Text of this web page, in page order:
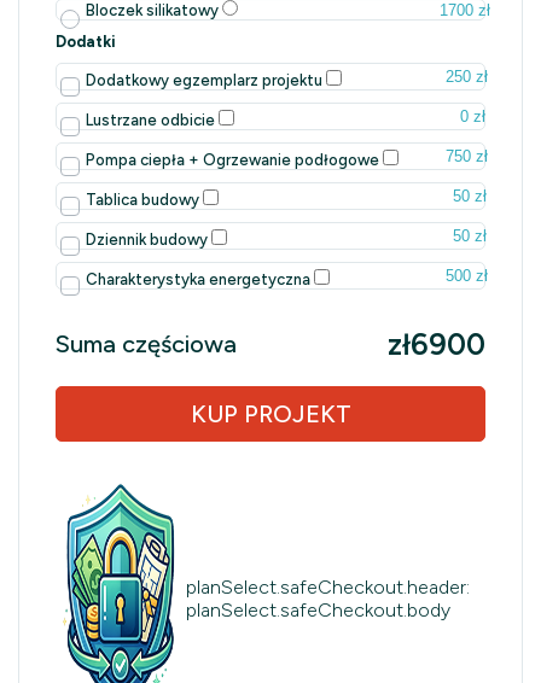
Bloczek silikatowy
1700 zł
Dodatki
Dodatkowy egzemplarz projektu 250 zł
Lustrzane odbicie 0 zł
Pompa ciepła + Ogrzewanie podłogowe 750 zł
Tablica budowy 50 zł
Dziennik budowy 50 zł
Charakterystyka energetyczna 500 zł
Suma częściowa zł6900
KUP PROJEKT
planSelect.safeCheckout.header:
planSelect.safeCheckout.body